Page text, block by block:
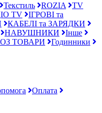
Текстиль ROZIA
TV
TV
ІГРОВІ та
КАБЕЛІ та ЗАРЯДКИ
НАВУШНИКИ
Інше
ТОВАРИ
Годинники
Оплата